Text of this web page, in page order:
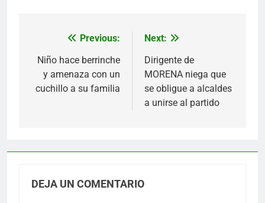
Navegación
de
entradas
Previous:
Niño hace berrinche
y amenaza con un
cuchillo a su familia
Next:
Dirigente de
MORENA niega que
se obligue a alcaldes
a unirse al partido
DEJA UN COMENTARIO